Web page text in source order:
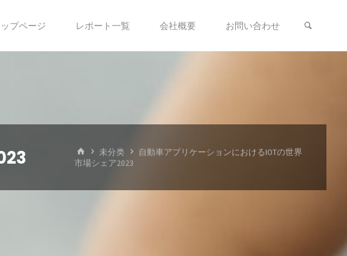
ップページ レポート一覧 会社概要 お問い合わせ
ホ
ー
未分类
自動車アプリケーションにおけるIOTの世界
市場シェア2023